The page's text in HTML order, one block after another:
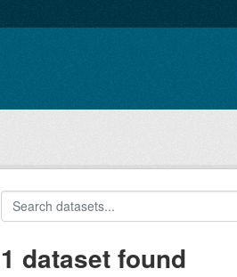
1 dataset found